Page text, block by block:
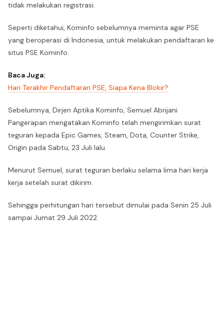
tidak melakukan registrasi.
Seperti diketahui, Kominfo sebelumnya meminta agar PSE
yang beroperasi di Indonesia, untuk melakukan pendaftaran ke
situs PSE Kominfo.
Baca Juga:
Hari Terakhir Pendaftaran PSE, Siapa Kena Blokir?
Sebelumnya, Dirjen Aptika Kominfo, Semuel Abrijani
Pangerapan mengatakan Kominfo telah mengirimkan surat
teguran kepada Epic Games, Steam, Dota, Counter Strike,
Origin pada Sabtu, 23 Juli lalu.
Menurut Semuel, surat teguran berlaku selama lima hari kerja
kerja setelah surat dikirim.
Sehingga perhitungan hari tersebut dimulai pada Senin 25 Juli
sampai Jumat 29 Juli 2022.